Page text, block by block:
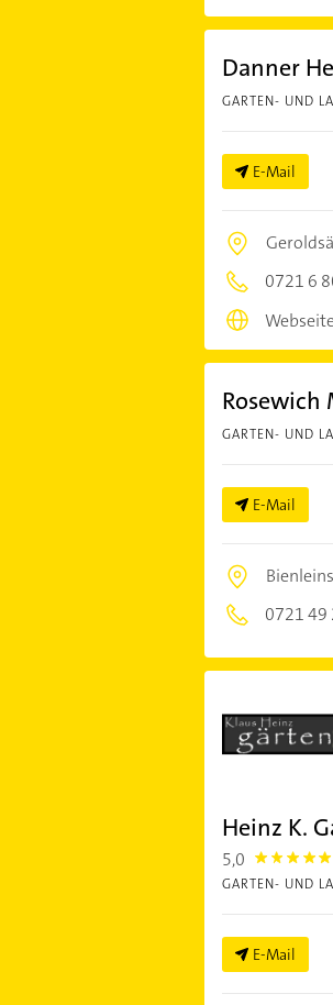
Danner
GARTEN- UND
E-Mail
0721 6
Rosewich
GARTEN- UND
E-Mail
0721 49
Heinz K.
5,0 5.0
GARTEN- UND
E-Mail